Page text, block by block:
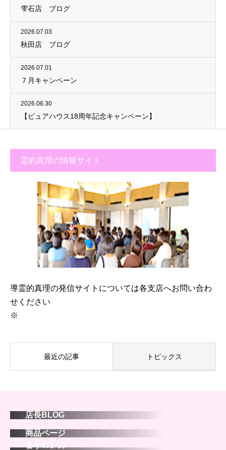
雫石店 ブログ
2026.07.03
秋田店 ブログ
2026.07.01
７月キャンペーン
2026.06.30
【ピュアハウス18周年記念キャンペーン】
霊的真理の情報サイト
導霊的真理の発信サイトについては各支店へお問い合わ
せください
※
最近の記事 トピックス
店長BLOG
商品ページ